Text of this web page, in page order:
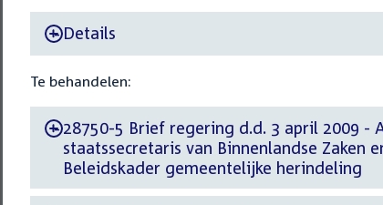
- Details
Te behandelen:
-28750-5 Brief regering d.d. 3 april 2009 -
staatssecretaris van Binnenlandse Zaken
Beleidskader gemeentelijke herindeling